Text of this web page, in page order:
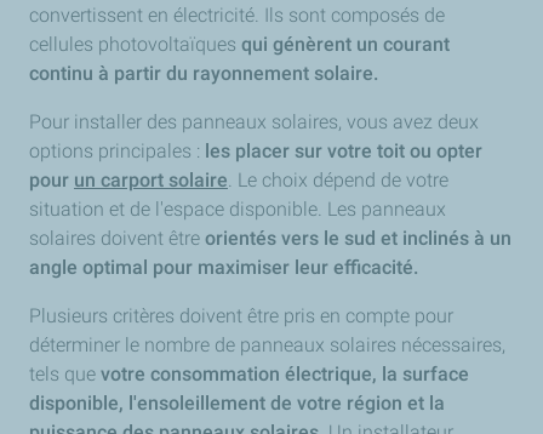
convertissent en électricité. Ils sont composés de
cellules photovoltaïques qui génèrent un courant
continu à partir du rayonnement solaire.
Pour installer des panneaux solaires, vous avez deux
options principales : les placer sur votre toit ou opter
pour un carport solaire. Le choix dépend de votre
situation et de l'espace disponible. Les panneaux
solaires doivent être orientés vers le sud et inclinés à un
angle optimal pour maximiser leur efficacité.
Plusieurs critères doivent être pris en compte pour
déterminer le nombre de panneaux solaires nécessaires,
tels que votre consommation électrique, la surface
disponible, l'ensoleillement de votre région et la